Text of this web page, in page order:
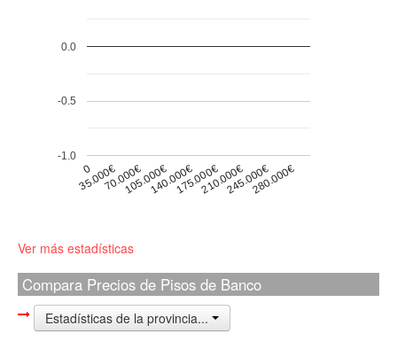
0
35.000€70.000€105.000€140.000€175.000€210.000€245.000€280.000€
-1.0
-0.5
0.0
Ver más estadísticas
Compara Precios de Pisos de Banco
Estadísticas de la provincia...